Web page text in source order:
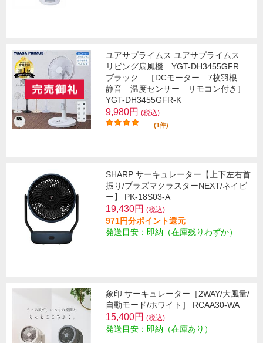
ユアサプライムス ユアサプライムス
リビング扇風機 YGT-DH3455GFR
ブラック ［DCモーター 7枚羽根
静音 温度センサー リモコン付き］
YGT-DH3455GFR-K
9,980円 (税込)
(1件)
SHARP サーキュレーター【上下左右首
振り/プラズマクラスターNEXT/ネイビ
ー】 PK-18S03-A
19,430円 (税込)
971円分ポイント還元
発送目安：即納（在庫残りわずか）
象印 サーキュレーター［2WAY/大風量/
自動モード/ホワイト］ RCAA30-WA
15,400円 (税込)
発送目安：即納（在庫あり）